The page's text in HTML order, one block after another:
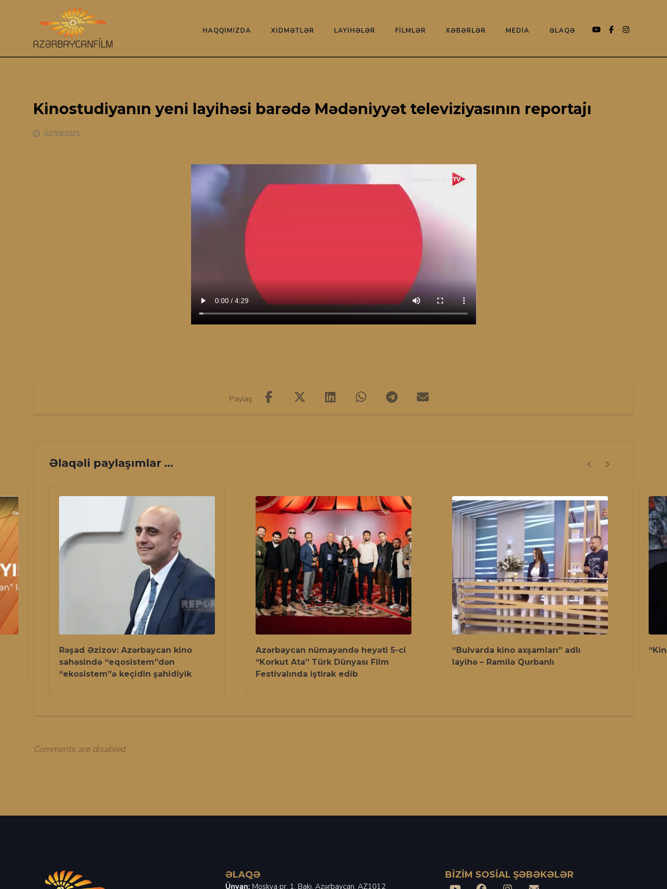
HAQQIMIZDA XİDMƏTLƏR LAYİHƏLƏR FİLMLƏR XƏBƏRLƏR MEDİA ƏLAQƏ
Kinostudiyanın yeni layihəsi barədə Mədəniyyət televiziyasının reportajı
02/10/2025
Əlaqəli paylaşımlar ...
Rəşad Əzizov: Azərbaycan kino
sahəsində “eqosistem”dən
“ekosistem”ə keçidin şahidiyik
Azərbaycan nümayəndə heyəti 5-ci
“Korkut Ata” Türk Dünyası Film
Festivalında iştirak edib
“Bulvarda kino axşamları” adlı
layihə – Ramilə Qurbanlı
Comments are disabled
ƏLAQƏ
Ünvan: Moskva pr. 1, Bakı, Azərbaycan, AZ1012
BİZIM SOSİAL ŞƏBƏKƏLƏR